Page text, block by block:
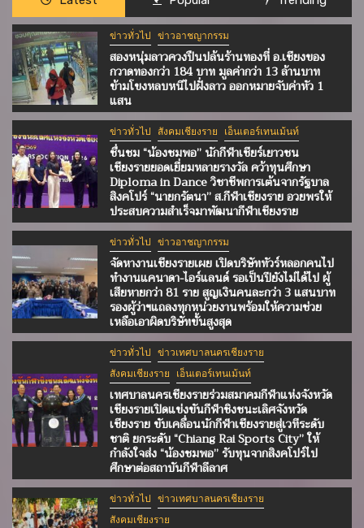
ข่าวทั่วไป ข่าวอาชญากรรม
สองหนุ่มลาวควงปืนปล้นร้านทองที่ อ.เชียงของ
กวาดทองกว่า 184 บาท มูลค่ากว่า 13 ล้านบาท
ข้ามโขงหลบหนีไปฝั่งลาว ออกหมายจับค่าหัว 1
แสน
ข่าวทั่วไป สังคมเชียงราย เอ็นเตอร์เทนเม้นท์
ชื่นชม “น้องชมพอ” นักกีฬาเชียร์เยาวชน
เชียงรายยอดเยี่ยมหลายรางวัล คว้าทุนศึกษา
Diploma in Dance วิชาชีพการเต้นจากรัฐบาล
สิงคโปร์ “นายกรัตนา” ส.กีฬาเชียงราย อวยพรให้
ประสบความสำเร็จมาพัฒนากีฬาเชียงราย
ข่าวทั่วไป ข่าวอาชญากรรม
จัดหางานเชียงรายเผย เปิดบริษัททัวร์หลอกคนไป
ทำงานแคนาดา-ไอร์แลนด์ รอเป็นปียังไม่ได้ไป ผู้
เสียหายกว่า 81 ราย สูญเงินคนละกว่า 3 แสนบาท
รองผู้ว่าฯแถลงทุกหน่วยงานพร้อมให้ความช่วย
เหลือเอาผิดบริษัทขั้นสูงสุด
ข่าวทั่วไป ข่าวเทศบาลนครเชียงราย
สังคมเชียงราย เอ็นเตอร์เทนเม้นท์
เทศบาลนครเชียงรายร่วมสมาคมกีฬาแห่งจังหวัด
เชียงรายเปิดแข่งขันกีฬาชิงชนะเลิศจังหวัด
เชียงราย ขับเคลื่อนนักกีฬาเชียงรายสู่เวทีระดับ
ชาติ ยกระดับ “Chiang Rai Sports City” ให้
กำลังใจส่ง “น้องชมพอ” รับทุนจากสิงคโปร์ไป
ศึกษาต่อสถาบันกีฬาลีลาศ
ข่าวทั่วไป ข่าวเทศบาลนครเชียงราย
สังคมเชียงราย